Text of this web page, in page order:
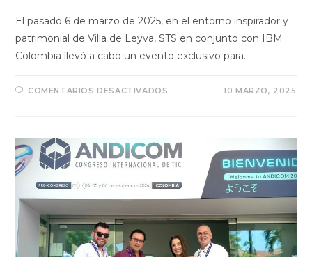
El pasado 6 de marzo de 2025, en el entorno inspirador y
patrimonial de Villa de Leyva, STS en conjunto con IBM
Colombia llevó a cabo un evento exclusivo para…
COMENTARIOS DESACTIVADOS 10 MARZO, 2025